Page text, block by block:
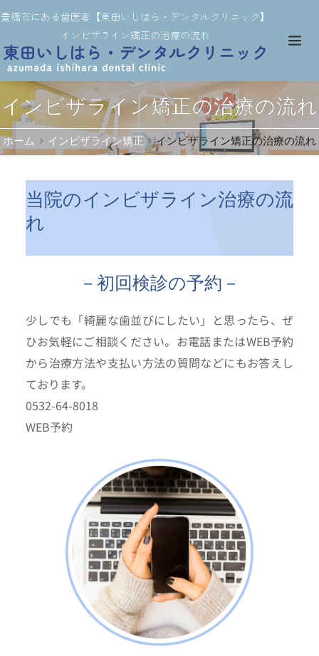
豊橋市にある歯医者【東田いしはら・デンタルクリニック】
インビザライン矯正の治療の流れ
インビザライン矯正の治療の流れ
ホーム インビザライン矯正 インビザライン矯正の治療の流れ
当院のインビザライン治療の流
れ
－初回検診の予約－
少しでも「綺麗な歯並びにしたい」と思ったら、ぜ
ひお気軽にご相談ください。お電話またはWEB予約
から治療方法や支払い方法の質問などにもお答えし
ております。
0532-64-8018
WEB予約